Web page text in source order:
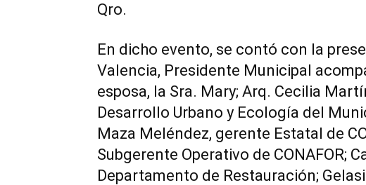
Qro.
En dicho evento, se contó con la
Valencia, Presidente Municipal
esposa, la Sra. Mary; Arq. Cecilia
Desarrollo Urbano y Ecología del
Maza Meléndez, gerente Estatal de
Subgerente Operativo de CONAFOR;
Departamento de Restauración;